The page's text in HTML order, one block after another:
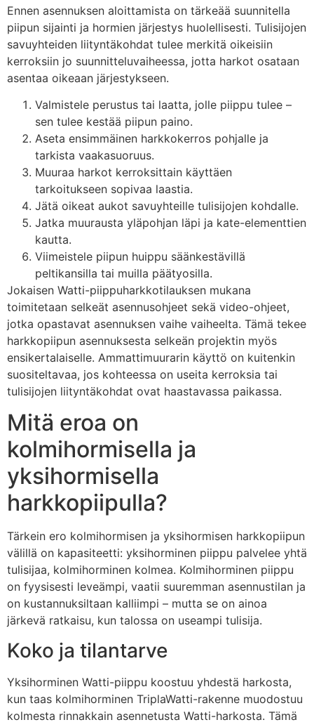
Ennen asennuksen aloittamista on tärkeää suunnitella
piipun sijainti ja hormien järjestys huolellisesti. Tulisijojen
savuyhteiden liityntäkohdat tulee merkitä oikeisiin
kerroksiin jo suunnitteluvaiheessa, jotta harkot osataan
asentaa oikeaan järjestykseen.
Valmistele perustus tai laatta, jolle piippu tulee –
sen tulee kestää piipun paino.
Aseta ensimmäinen harkkokerros pohjalle ja
tarkista vaakasuoruus.
Muuraa harkot kerroksittain käyttäen
tarkoitukseen sopivaa laastia.
Jätä oikeat aukot savuyhteille tulisijojen kohdalle.
Jatka muurausta yläpohjan läpi ja kate-elementtien
kautta.
Viimeistele piipun huippu säänkestävillä
peltikansilla tai muilla päätyosilla.
Jokaisen Watti-piippuharkkotilauksen mukana
toimitetaan selkeät asennusohjeet sekä video-ohjeet,
jotka opastavat asennuksen vaihe vaiheelta. Tämä tekee
harkkopiipun asennuksesta selkeän projektin myös
ensikertalaiselle. Ammattimuurarin käyttö on kuitenkin
suositeltavaa, jos kohteessa on useita kerroksia tai
tulisijojen liityntäkohdat ovat haastavassa paikassa.
Mitä eroa on
kolmihormisella ja
yksihormisella
harkkopiipulla?
Tärkein ero kolmihormisen ja yksihormisen harkkopiipun
välillä on kapasiteetti: yksihorminen piippu palvelee yhtä
tulisijaa, kolmihorminen kolmea. Kolmihorminen piippu
on fyysisesti leveämpi, vaatii suuremman asennustilan ja
on kustannuksiltaan kalliimpi – mutta se on ainoa
järkevä ratkaisu, kun talossa on useampi tulisija.
Koko ja tilantarve
Yksihorminen Watti-piippu koostuu yhdestä harkosta,
kun taas kolmihorminen TriplaWatti-rakenne muodostuu
kolmesta rinnakkain asennetusta Watti-harkosta. Tämä